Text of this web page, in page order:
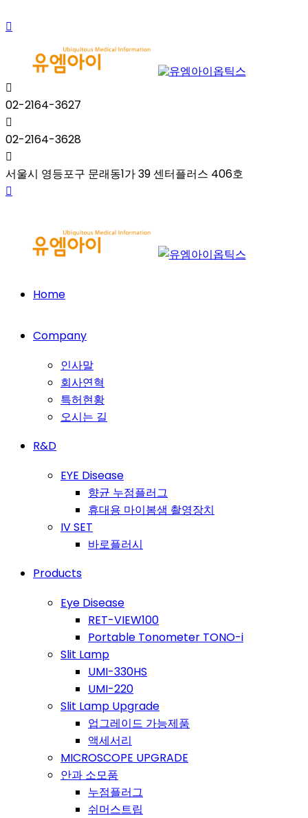
02-2164-3627
02-2164-3628
서울시 영등포구 문래동1가 39 센터플러스 406호
Home
Company
인사말
회사연혁
특허현황
오시는 길
R&D
EYE Disease
향균 누점플러그
휴대용 마이봄샘 촬영장치
IV SET
바로플러시
Products
Eye Disease
RET-VIEW100
Portable Tonometer TONO-i
Slit Lamp
UMI-330HS
UMI-220
Slit Lamp Upgrade
업그레이드 가능제품
액세서리
MICROSCOPE UPGRADE
안과 소모품
누점플러그
쉬머스트립